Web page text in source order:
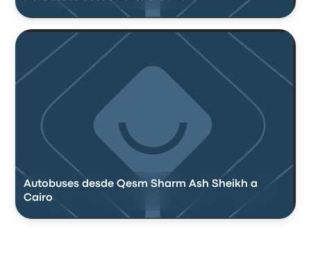
Autobuses desde Qesm Sharm Ash Sheikh a
Cairo